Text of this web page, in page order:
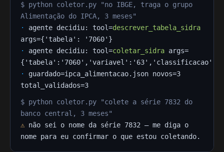
$ python coletor.py "no IBGE, traga o grupo
Alimentação do IPCA, 3 meses"
·
agente decidiu: tool=descrever_tabela_sidra
args={'tabela': '7060'}
·
agente decidiu: tool=coletar_sidra args=
·
guardado=ipca_alimentacao.json novos=3
total_validados=3
$ python coletor.py "colete a série 7832 do
banco central, 3 meses"
⚠ não sei o nome da série 7832 — me diga o
nome para eu confirmar o que estou coletando.